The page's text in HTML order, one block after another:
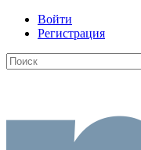
Войти
Регистрация